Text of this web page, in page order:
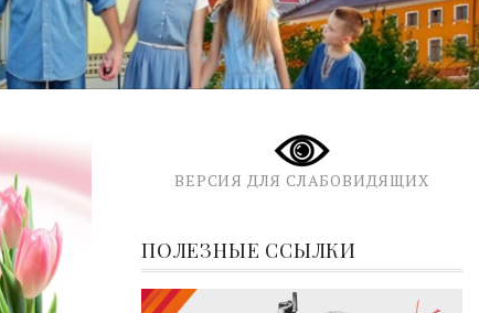
ВЕРСИЯ ДЛЯ СЛАБОВИДЯЩИХ
ПОЛЕЗНЫЕ ССЫЛКИ